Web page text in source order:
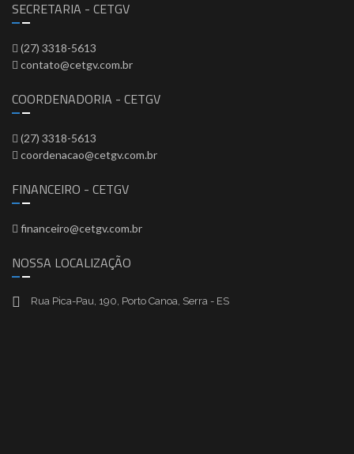
SECRETARIA - CETGV
(27) 3318-5613
contato@cetgv.com.br
COORDENADORIA - CETGV
(27) 3318-5613
coordenacao@cetgv.com.br
FINANCEIRO - CETGV
financeiro@cetgv.com.br
NOSSA LOCALIZAÇÃO
Rua Pica-Pau, 190, Porto Canoa, Serra - ES